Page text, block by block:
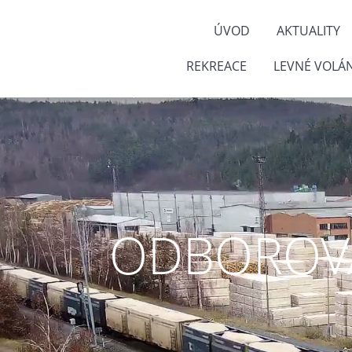
ÚVOD AKTUALITY
REKREACE LEVNÉ